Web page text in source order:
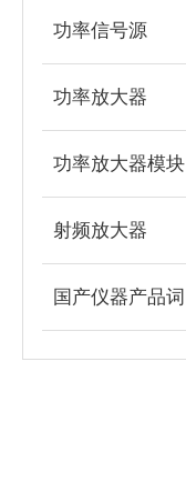
功率信号源
功率放大器
功率放大器模块
射频放大器
国产仪器产品词